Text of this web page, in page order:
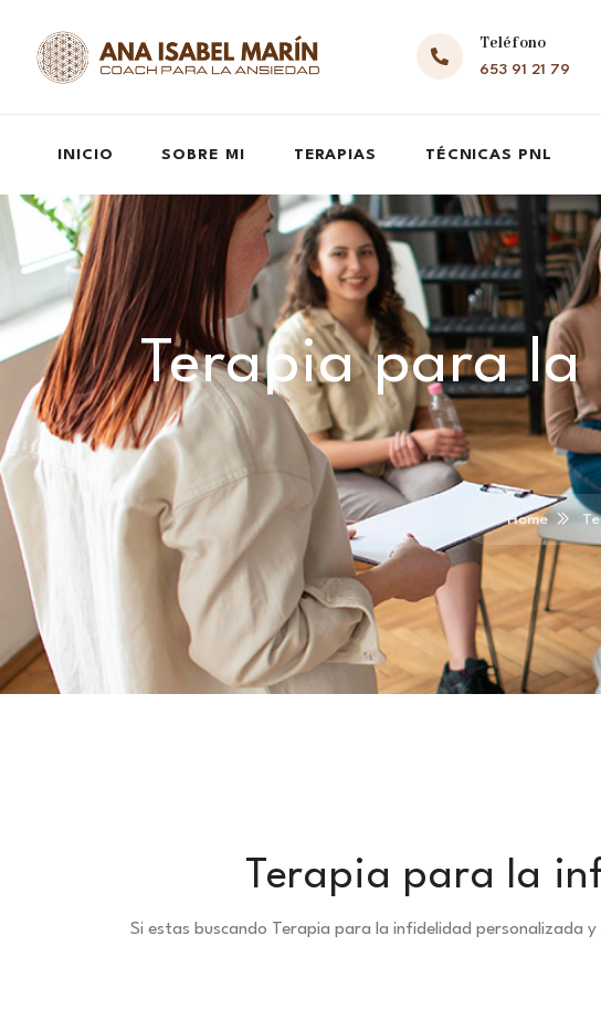
Teléfono
653 91 21 79
INICIO SOBRE MI TERAPIAS TÉCNICAS PNL
Terapia para
Home
Terapia para la
Si estas buscando Terapia para la infidelidad personalizada